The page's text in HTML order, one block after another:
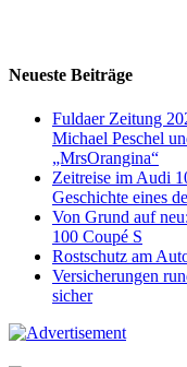
Neueste Beiträge
Fuldaer Zeitung
Michael Peschel
„MrsOrangina“
Zeitreise im Audi
Geschichte eines
Von Grund auf
100 Coupé S
Rostschutz am
Versicherungen
sicher